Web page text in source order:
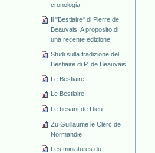
cronologia
Il "Bestiaire" di Pierre de
Beauvais. A proposito di
una recente edizione
Studi sulla tradizione del
Bestiaire di P. de Beauvais
Le Bestiaire
Le Bestiaire
Le besant de Dieu
Zu Guillaume le Clerc de
Normandie
Les miniatures du